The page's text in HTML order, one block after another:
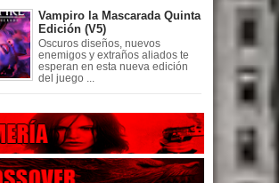
Vampiro la Mascarada Quinta
Edición (V5)
Oscuros diseños, nuevos
enemigos y extraños aliados te
esperan en esta nueva edición
del juego ...